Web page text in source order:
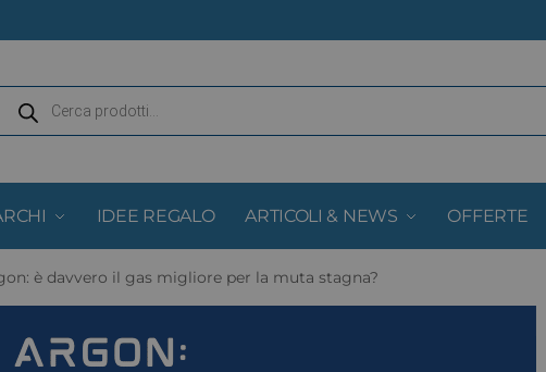
IDEE REGALO ARTICOLI & NEWS OFFERTE
è davvero il gas migliore per la muta stagna?